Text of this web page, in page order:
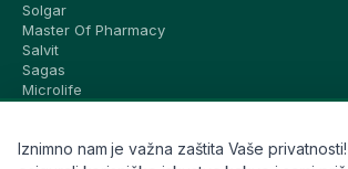
Solgar
Master Of Pharmacy
Salvit
Sagas
Microlife
CeraVe
Iznimno nam je važna zaštita Vaše